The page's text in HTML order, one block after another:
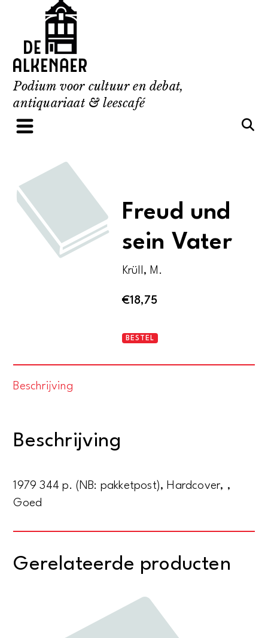
content
Podium voor cultuur en debat,
antiquariaat & leescafé
Freud und
sein Vater
Krüll, M.
€18,75
Freud
BESTEL
Beschrijving
Beschrijving
1979 344 p. (NB: pakketpost), Hardcover, ,
Goed
Gerelateerde producten